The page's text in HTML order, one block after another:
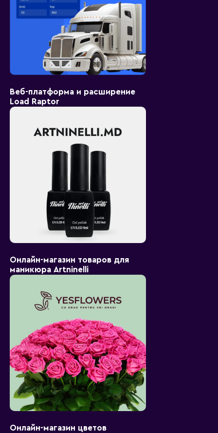
Веб-платформа и расширение
Load Raptor
Онлайн-магазин товаров для
маникюра Artninelli
Онлайн-магазин цветов